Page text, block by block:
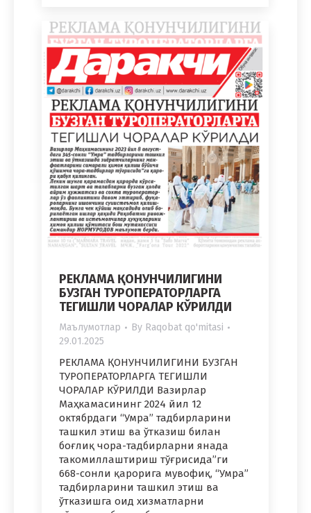
РЕКЛАМА ҚОНУНЧИЛИГИНИ
БУЗГАН ТУРОПЕРАТОРЛАРГА
ТЕГИШЛИ ЧОРАЛАР КЎРИЛДИ
Маълумотлар By Raqobat qo'mitasi
29.01.2025
РЕКЛАМА ҚОНУНЧИЛИГИНИ БУЗГАН
ТУРОПЕРАТОРЛАРГА ТЕГИШЛИ
ЧОРАЛАР КЎРИЛДИ Вазирлар
Маҳкамасининг 2024 йил 12
октябрдаги “Умра” тадбирларини
ташкил этиш ва ўтказиш билан
боғлиқ чора-тадбирларни янада
такомиллаштириш тўғрисида”ги
668-сонли қарорига мувофиқ, “Умра”
тадбирларини ташкил этиш ва
ўтказишга оид хизматларни